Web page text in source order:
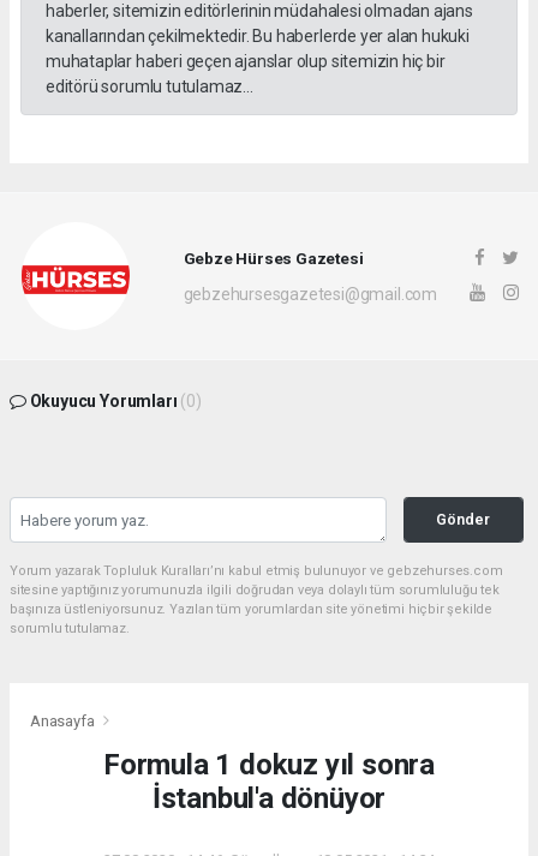
haberler, sitemizin editörlerinin müdahalesi olmadan ajans
kanallarından çekilmektedir. Bu haberlerde yer alan hukuki
muhataplar haberi geçen ajanslar olup sitemizin hiç bir
editörü sorumlu tutulamaz...
Gebze Hürses Gazetesi
gebzehursesgazetesi@gmail.com
Okuyucu Yorumları (0)
Gönder
Yorum yazarak Topluluk Kuralları’nı kabul etmiş bulunuyor ve gebzehurses.com
sitesine yaptığınız yorumunuzla ilgili doğrudan veya dolaylı tüm sorumluluğu tek
başınıza üstleniyorsunuz. Yazılan tüm yorumlardan site yönetimi hiçbir şekilde
sorumlu tutulamaz.
Anasayfa
Formula 1 dokuz yıl sonra
İstanbul'a dönüyor